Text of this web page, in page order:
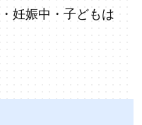
妊娠中・子どもは